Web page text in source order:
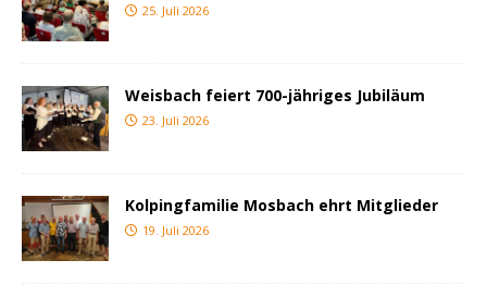
25. Juli 2026
Weisbach feiert 700-jähriges Jubiläum
23. Juli 2026
Kolpingfamilie Mosbach ehrt Mitglieder
19. Juli 2026